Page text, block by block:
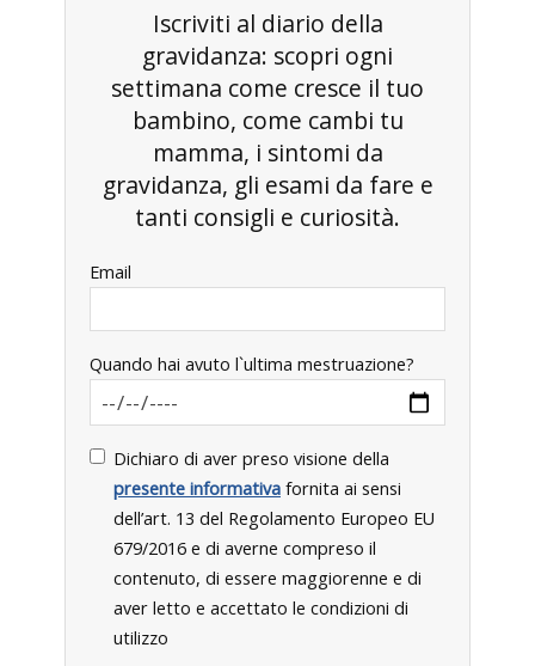
Iscriviti al diario della
gravidanza: scopri ogni
settimana come cresce il tuo
bambino, come cambi tu
mamma, i sintomi da
gravidanza, gli esami da fare e
tanti consigli e curiosità.
Email
Quando hai avuto l`ultima mestruazione?
Dichiaro di aver preso visione della
presente informativa fornita ai sensi
dell’art. 13 del Regolamento Europeo EU
679/2016 e di averne compreso il
contenuto, di essere maggiorenne e di
aver letto e accettato le condizioni di
utilizzo